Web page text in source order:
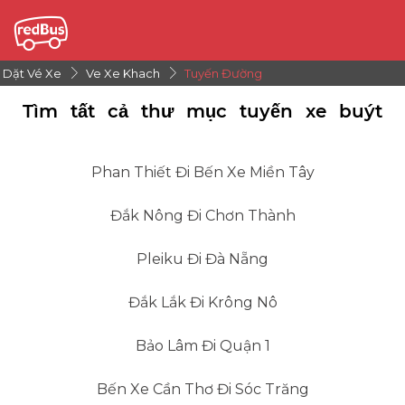
Dặt Vé Xe Ve Xe Khach Tuyến Đường
Tìm tất cả thư mục tuyến xe buýt
Phan Thiết Đi Bến Xe Miền Tây
Đắk Nông Đi Chơn Thành
Pleiku Đi Đà Nẵng
Đắk Lắk Đi Krông Nô
Bảo Lâm Đi Quận 1
Bến Xe Cần Thơ Đi Sóc Trăng